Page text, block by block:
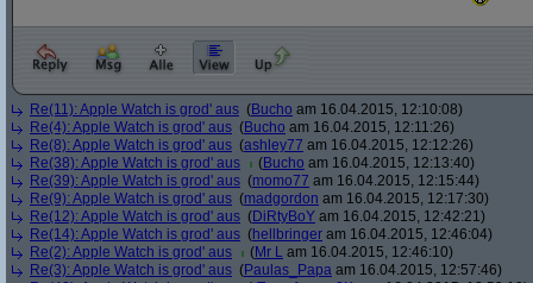
Re(11): Apple Watch is grod' aus (Bucho am 16.04.2015, 12:10:08)
Re(4): Apple Watch is grod' aus (Bucho am 16.04.2015, 12:11:26)
Re(8): Apple Watch is grod' aus (ashley77 am 16.04.2015, 12:12:26)
Re(38): Apple Watch is grod' aus
(Bucho am 16.04.2015, 12:13:40)
Re(39): Apple Watch is grod' aus (momo77 am 16.04.2015, 12:15:44)
Re(9): Apple Watch is grod' aus (madgordon am 16.04.2015, 12:17:30)
Re(12): Apple Watch is grod' aus (DiRtyBoY am 16.04.2015, 12:42:21)
Re(14): Apple Watch is grod' aus (hellbringer am 16.04.2015, 12:46:04)
Re(2): Apple Watch is grod' aus
(Mr L am 16.04.2015, 12:46:10)
Re(3): Apple Watch is grod' aus (Paulas_Papa am 16.04.2015, 12:57:46)